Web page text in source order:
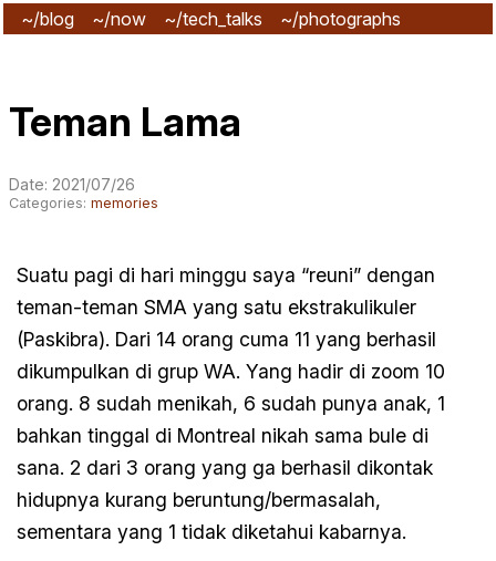
~/blog ~/now ~/tech_talks
~/photographs
Teman Lama
Date: 2021/07/26
Categories:memories
Suatu pagi di hari minggu saya “reuni” dengan
teman-teman SMA yang satu ekstrakulikuler
(Paskibra). Dari 14 orang cuma 11 yang berhasil
dikumpulkan di grup WA. Yang hadir di zoom 10
orang. 8 sudah menikah, 6 sudah punya anak, 1
bahkan tinggal di Montreal nikah sama bule di
sana. 2 dari 3 orang yang ga berhasil dikontak
hidupnya kurang beruntung/bermasalah,
sementara yang 1 tidak diketahui kabarnya.